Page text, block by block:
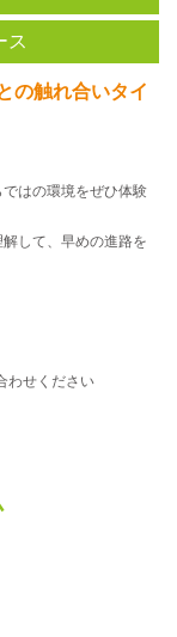
ス
の触れ合いタイ
はの環境をぜひ体験
して、早めの進路を
わせください